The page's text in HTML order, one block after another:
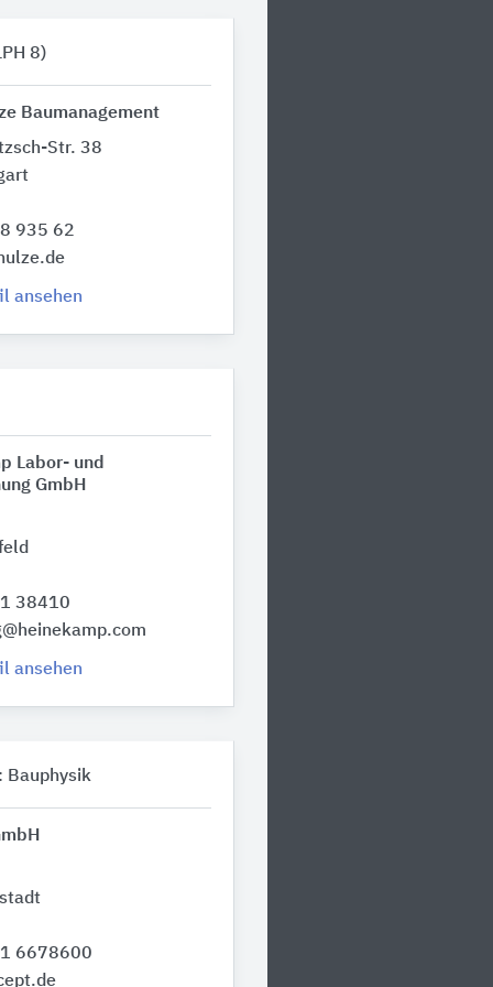
8)
Baumanagement
Str. 38
935 62
ansehen
Labor- und
GmbH
38410
ansehen
Bauphysik
6678600